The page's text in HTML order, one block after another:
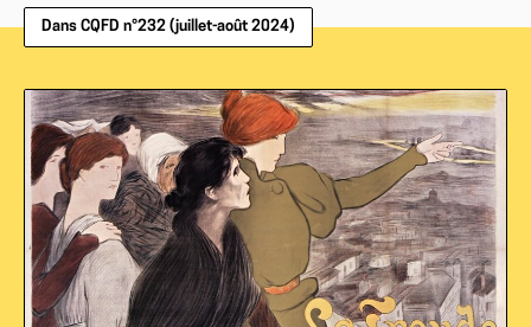
Dans CQFD n°232 (juillet-août 2024)